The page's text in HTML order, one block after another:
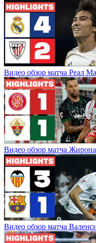
Видео обзор матча Реал
Видео обзор матча
Видео обзор матча